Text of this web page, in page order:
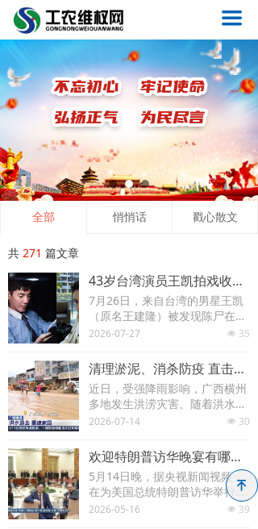
끀
首页
要闻
维权
质量
医疗
反腐
城建
旅游
科技
食药
经济
国内 녠
全部 悄悄话 戳心散文
共 271 篇文章
43岁台湾演员王凯拍戏收工后倒卧客厅猝逝，外卖没取空调电视开着
7月26日，来自台湾的男星王凯
（原名王建隆）被发现陈尸在台
北市大安区租屋处，年仅43岁。
息一出，令不少网友感到震惊。
据了解，王凯入行多年，演艺事
业没能大红大紫，近年投入到台
湾省本土剧的拍摄当中，正在拍
摄的作品是《百味人生》。
넶 35
2026-07-27
清理淤泥、消杀防疫 直击广西横州灾后重建
近日，受强降雨影响，广西横州
多地发生洪涝灾害。随着洪水逐
步退去，一场重建家园的行动正
复供电，全域开展防疫消杀，抓
紧农田自救，受灾群众凭着坚韧
与干劲，正奋力重启生活。
넶 30
2026-07-14
欢迎特朗普访华晚宴有哪些中国企业家出席？这些山东企业家在座
5月14日晚，据央视新闻视频，
在为美国总统特朗普访华举行的
欢迎宴会上，有多名中国企业家
넶 39
2026-05-16